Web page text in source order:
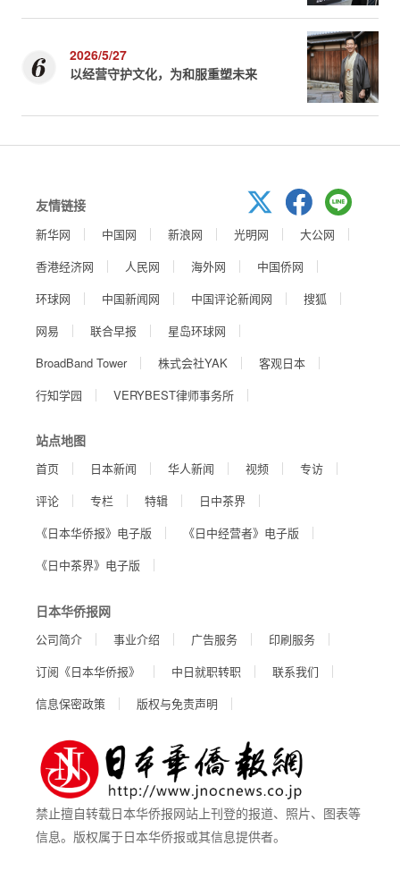
2026/5/27
以经营守护文化，为和服重塑未来
友情链接
新华网 中国网 新浪网 光明网
大公网
香港经济网
人民网 海外网
中国侨网
环球网
中国新闻网 中国评论新闻网
搜狐
网易
联合早报
星岛环球网
BroadBand Tower
株式会社YAK
客观日本
行知学园
VERYBEST律师事务所
站点地图
首页 日本新闻 华人新闻 视频
专访
评论
专栏 特辑
日中茶界
《日本华侨报》电子版
《日中经营者》电子版
《日中茶界》电子版
日本华侨报网
公司简介 事业介绍 广告服务
印刷服务
订阅《日本华侨报》
中日就职转职
联系我们
信息保密政策
版权与免责声明
禁止擅自转载日本华侨报网站上刊登的报道、照片、图表等
信息。版权属于日本华侨报或其信息提供者。